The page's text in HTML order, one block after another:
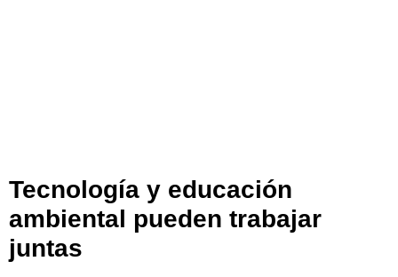
Tecnología y educación
ambiental pueden trabajar
juntas